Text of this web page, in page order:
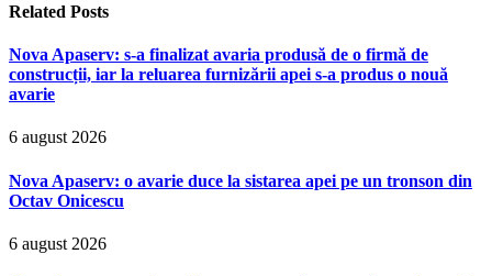
Related Posts
Nova Apaserv: s-a finalizat avaria produsă de o firmă de
construcții, iar la reluarea furnizării apei s-a produs o nouă
avarie
6 august 2026
Nova Apaserv: o avarie duce la sistarea apei pe un tronson din
Octav Onicescu
6 august 2026